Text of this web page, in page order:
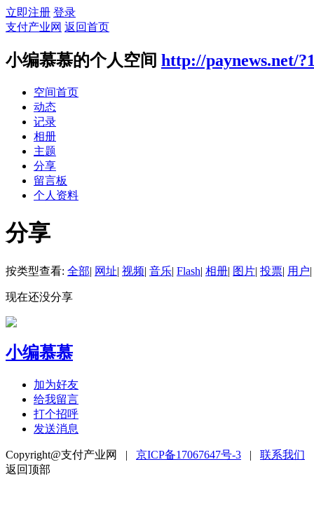
立即注册 登录
支付产业网 返回首页
小编慕慕的个人空间 http://paynews.net/
空间首页
动态
记录
相册
主题
分享
留言板
个人资料
分享
按类型查看: 全部| 网址| 视频| 音乐| Flash| 相册| 图片| 投票| 用户|
现在还没分享
小编慕慕
加为好友
给我留言
打个招呼
发送消息
Copyright@支付产业网 | 京ICP备17067647号-3 | 联系我们
返回顶部